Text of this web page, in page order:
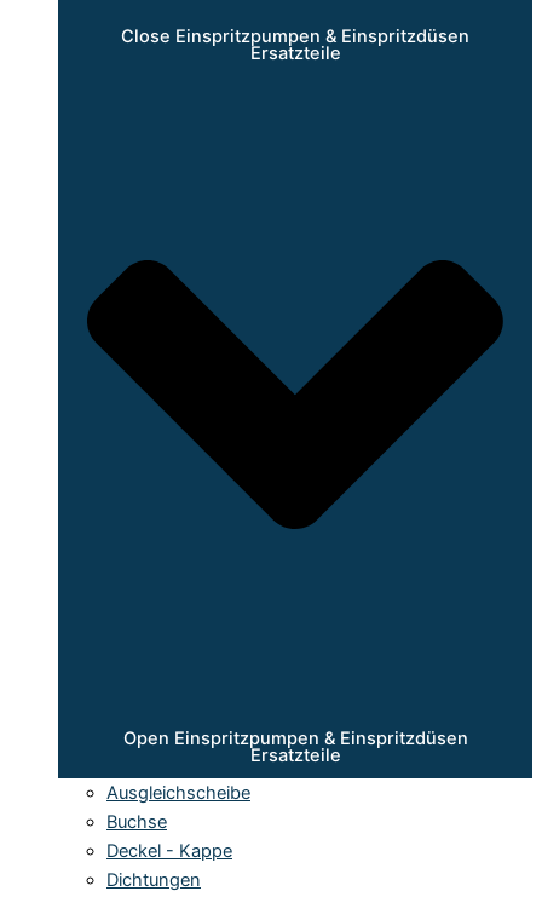
Close Einspritzpumpen & Einspritzdüsen
Ersatzteile
Open Einspritzpumpen & Einspritzdüsen
Ersatzteile
Ausgleichscheibe
Buchse
Deckel - Kappe
Dichtungen